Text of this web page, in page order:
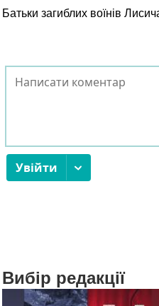
Батьки загиблих воїнів
Вибір редакції